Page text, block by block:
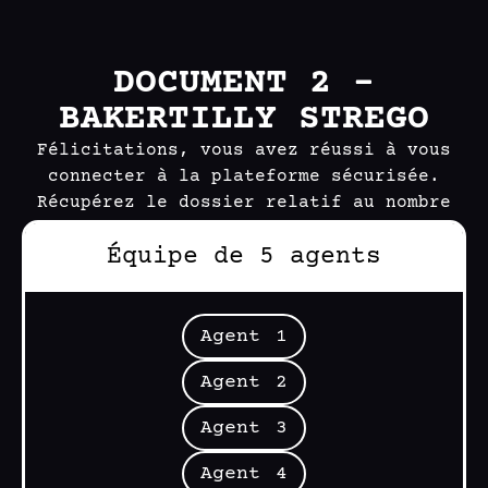
DOCUMENT 2 –
BAKERTILLY STREGO
Félicitations, vous avez réussi à vous
connecter à la plateforme sécurisée.
Récupérez le dossier relatif au nombre
Équipe de 5 agents
Agent 1
Agent 2
Agent 3
Agent 4